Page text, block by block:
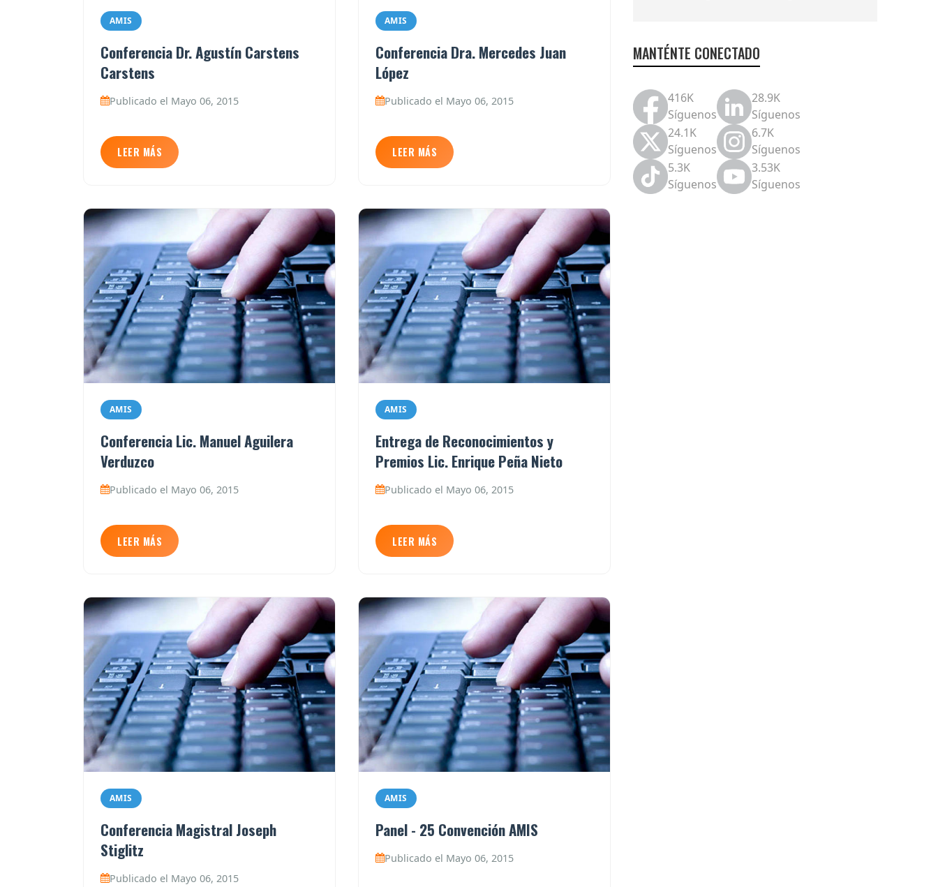
AMIS
Conferencia Dr. Agustín Carstens
Carstens
Publicado el Mayo 06, 2015
LEER MÁS
AMIS
Conferencia Dra. Mercedes Juan
López
Publicado el Mayo 06, 2015
LEER MÁS
AMIS
Conferencia Lic. Manuel Aguilera
Verduzco
Publicado el Mayo 06, 2015
LEER MÁS
AMIS
Entrega de Reconocimientos y
Premios Lic. Enrique Peña Nieto
Publicado el Mayo 06, 2015
LEER MÁS
AMIS
Conferencia Magistral Joseph
Stiglitz
Publicado el Mayo 06, 2015
AMIS
Panel - 25 Convención AMIS
Publicado el Mayo 06, 2015
MANTÉNTE CONECTADO
416K
Síguenos
28.9K
Síguenos
24.1K
Síguenos
6.7K
Síguenos
5.3K
Síguenos
3.53K
Síguenos